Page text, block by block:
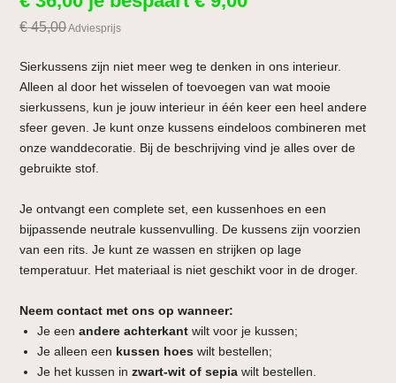
€45,00Adviesprijs
Sierkussens zijn niet meer weg te denken in ons interieur.
Alleen al door het wisselen of toevoegen van wat mooie
sierkussens, kun je jouw interieur in één keer een heel andere
sfeer geven. Je kunt onze kussens eindeloos combineren met
onze wanddecoratie. Bij de beschrijving vind je alles over de
gebruikte stof.
Je ontvangt een complete set, een kussenhoes en een
bijpassende neutrale kussenvulling. De kussens zijn voorzien
van een rits. Je kunt ze wassen en strijken op lage
temperatuur. Het materiaal is niet geschikt voor in de droger.
Neem contact met ons op wanneer:
Je eenandere achterkant wilt voor je kussen;
Je alleen een kussen hoes wilt bestellen;
Je het kussen inzwart-wit of sepia wilt bestellen.